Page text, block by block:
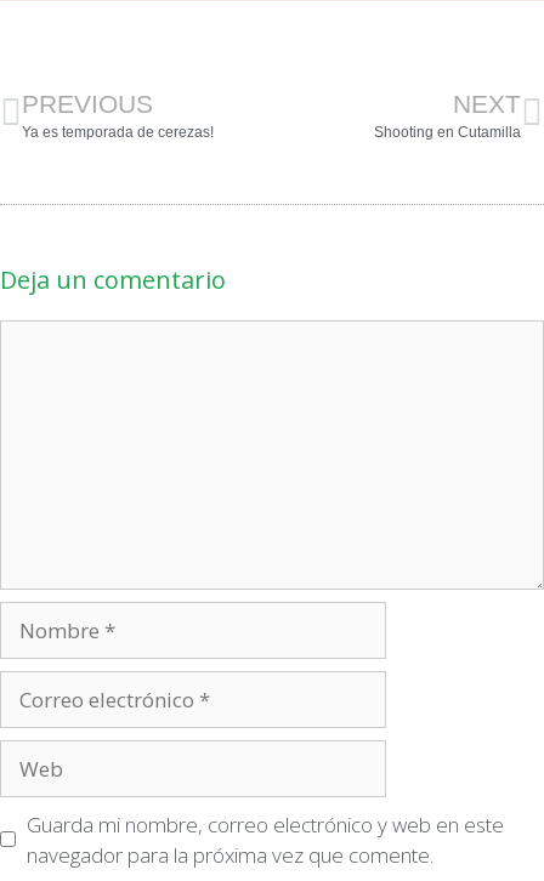
PREVIOUS
Ya es temporada de cerezas!
NEXT
Shooting en Cutamilla
Deja un comentario
Guarda mi nombre, correo electrónico y web en este
navegador para la próxima vez que comente.